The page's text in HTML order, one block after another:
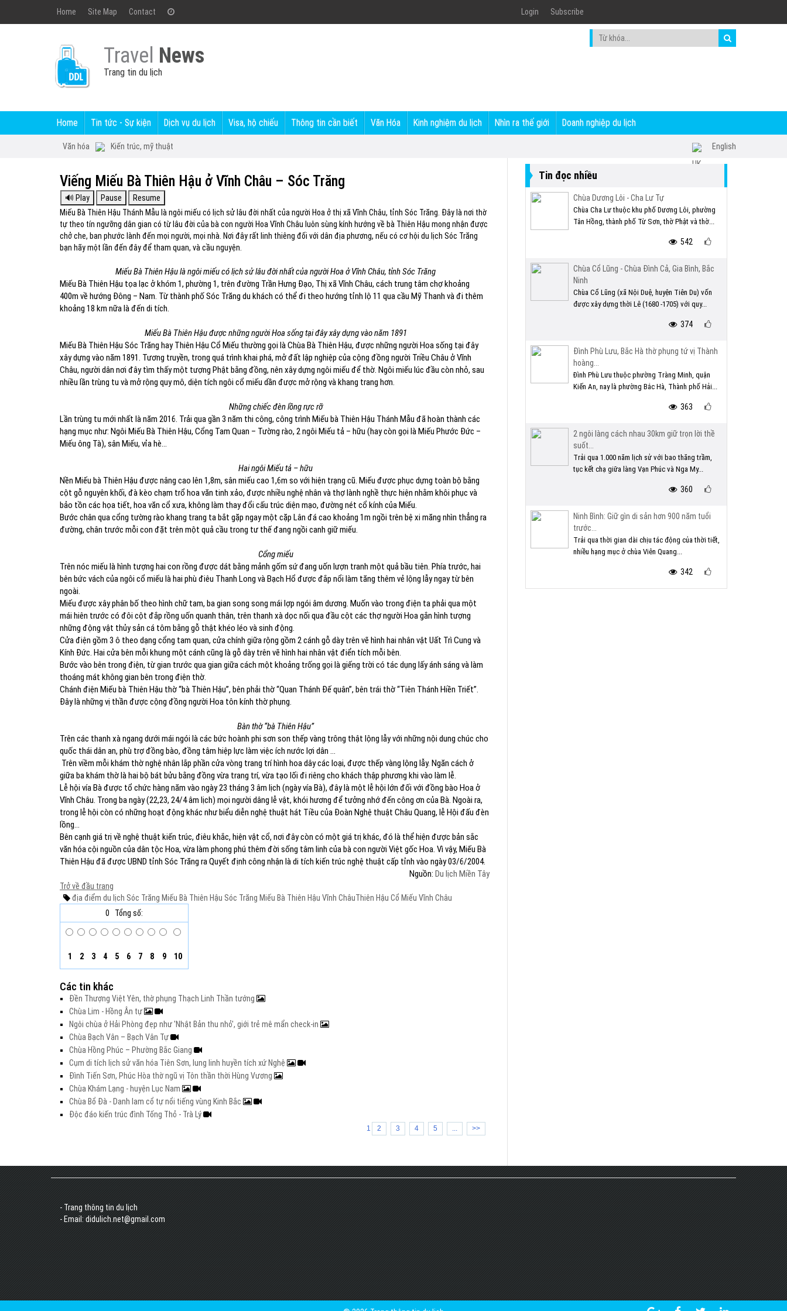
Home Site Map Contact Login Subscribe
Travel News
Trang tin du lịch
Home Tin tức - Sự kiện Dịch vụ du lịch Visa, hộ chiếu Thông tin cần biết Văn Hóa Kinh nghiệm du lịch Nhìn ra thế giới Doanh nghiệp du lịch
Văn hóa Kiến trúc, mỹ thuật English
Viếng Miếu Bà Thiên Hậu ở Vĩnh Châu – Sóc Trăng
Miếu Bà Thiên Hậu Thánh Mẫu là ngôi miếu có lịch sử lâu đời nhất của người Hoa ở thị xã Vĩnh Châu, tỉnh Sóc Trăng. Đây là nơi thờ
tự theo tín ngưỡng dân gian có từ lâu đời của bà con người Hoa Vĩnh Châu luôn sùng kính hướng về bà Thiên Hậu mong nhận được
chở che, ban phước lành đến mọi người, mọi nhà. Nơi đây rất linh thiêng đối với dân địa phương, nếu có cơ hội du lịch Sóc Trăng
bạn hãy một lần đến đây để tham quan, và cầu nguyện.
Miếu Bà Thiên Hậu là ngôi miếu có lịch sử lâu đời nhất của người Hoa ở Vĩnh Châu, tỉnh Sóc Trăng
Miếu Bà Thiên Hậu tọa lạc ở khóm 1, phường 1, trên đường Trần Hưng Đạo, Thị xã Vĩnh Châu, cách trung tâm chợ khoảng
400m về hướng Đông – Nam. Từ thành phố Sóc Trăng du khách có thể đi theo hướng tỉnh lộ 11 qua cầu Mỹ Thanh và đi thêm
khoảng 18 km nữa là đến di tích.
Miếu Bà Thiên Hậu được những người Hoa sống tại đây xây dựng vào năm 1891
Miếu Bà Thiên Hậu Sóc Trăng hay Thiên Hậu Cổ Miếu thường gọi là Chùa Bà Thiên Hậu, được những người Hoa sống tại đây
xây dựng vào năm 1891. Tương truyền, trong quá trình khai phá, mở đất lập nghiệp của cộng đồng người Triều Châu ở Vĩnh
Châu, người dân nơi đây tìm thấy một tượng Phật bằng đồng, nên xây dựng ngôi miếu để thờ. Ngôi miếu lúc đầu còn nhỏ, sau
nhiều lần trùng tu và mở rộng quy mô, diện tích ngôi cổ miếu dần được mở rộng và khang trang hơn.
Những chiếc đèn lồng rực rỡ
Lần trùng tu mới nhất là năm 2016. Trải qua gần 3 năm thi công, công trình Miếu bà Thiên Hậu Thánh Mẫu đã hoàn thành các
hạng mục như: Ngôi Miếu Bà Thiên Hậu, Cổng Tam Quan – Tường rào, 2 ngôi Miếu tả – hữu (hay còn gọi là Miếu Phước Đức –
Miếu ông Tà), sân Miếu, vỉa hè…
Hai ngôi Miếu tả – hữu
Nền Miếu bà Thiên Hậu được nâng cao lên 1,8m, sân miếu cao 1,6m so với hiện trạng cũ. Miếu được phục dựng toàn bộ bằng
cột gỗ nguyên khối, đà kèo chạm trổ hoa văn tinh xảo, được nhiều nghệ nhân và thợ lành nghề thực hiện nhằm khôi phục và
bảo tồn các họa tiết, hoa văn cổ xưa, không làm thay đổi cấu trúc diện mạo, đường nét cổ kính của Miếu.
Bước chân qua cổng tường rào khang trang ta bắt gặp ngay một cặp Lân đá cao khoảng 1m ngồi trên bệ xi măng nhìn thẳng ra
đường, chân trước mỗi con đặt trên một quả cầu trong tư thế đang ngồi canh giữ miếu.
Cổng miếu
Trên nóc miếu là hình tượng hai con rồng được dát bằng mảnh gốm sứ đang uốn lượn tranh một quả bầu tiên. Phía trước, hai
bên bức vách của ngôi cổ miếu là hai phù điêu Thanh Long và Bạch Hổ được đắp nổi làm tăng thêm vẻ lộng lẫy ngay từ bên
ngoài.
Miếu được xây phân bố theo hình chữ tam, ba gian song song mái lợp ngói âm dương. Muốn vào trong điện ta phải qua một
mái hiên trước có đôi cột đắp rồng uốn quanh thân, trên thanh xà dọc nối qua đầu cột các thợ người Hoa gắn hình tượng
những động vật thủy sản cá tôm bằng gỗ thật khéo léo và sinh động.
Cửa điện gồm 3 ô theo dạng cổng tam quan, cửa chính giữa rộng gồm 2 cánh gỗ dày trên vẽ hình hai nhân vật Uất Trì Cung và
Kính Đức. Hai cửa bên mỗi khung một cánh cũng là gỗ dày trên vẽ hình hai nhân vật điển tích mỗi bên.
Bước vào bên trong điện, từ gian trước qua gian giữa cách một khoảng trống gọi là giếng trời có tác dụng lấy ánh sáng và làm
thoáng mát không gian bên trong điện thờ.
Chánh điện Miếu bà Thiên Hậu thờ “bà Thiên Hậu”, bên phải thờ “Quan Thánh Đế quân”, bên trái thờ “Tiên Thánh Hiền Triết”.
Đây là những vị thần được cộng đồng người Hoa tôn kính thờ phụng.
Bàn thờ “bà Thiên Hậu”
Trên các thanh xà ngang dưới mái ngói là các bức hoành phi sơn son thếp vàng trông thật lộng lẫy với những nội dung chúc cho
quốc thái dân an, phù trợ đồng bào, đồng tâm hiệp lực làm việc ích nước lợi dân …
Trên viềm mỗi khám thờ nghệ nhân lắp phần cửa vòng trang trí hình hoa dây các loại, được thếp vàng lộng lẫy. Ngăn cách ở
giữa ba khám thờ là hai bộ bát bửu bằng đồng vừa trang trí, vừa tạo lối đi riêng cho khách thập phương khi vào làm lễ.
Lễ hội vía Bà được tổ chức hàng năm vào ngày 23 tháng 3 âm lịch (ngày vía Bà), đây là một lễ hội lớn đối với đồng bào Hoa ở
Vĩnh Châu. Trong ba ngày (22,23, 24/4 âm lịch) mọi người dâng lễ vật, khói hương để tưởng nhớ đến công ơn của Bà. Ngoài ra,
trong lễ hội còn có những hoạt động khác như biểu diễn nghệ thuật hát Tiều của Đoàn Nghệ thuật Châu Quang, lễ Hội đấu đèn
lồng…
Bên cạnh giá trị về nghệ thuật kiến trúc, điêu khắc, hiện vật cổ, nơi đây còn có một giá trị khác, đó là thể hiện được bản sắc
văn hóa cội nguồn của dân tộc Hoa, vừa làm phong phú thêm đời sống tâm linh của bà con người Việt gốc Hoa. Vì vậy, Miếu Bà
Thiên Hậu đã được UBND tỉnh Sóc Trăng ra Quyết định công nhận là di tích kiến trúc nghệ thuật cấp tỉnh vào ngày 03/6/2004.
Nguồn: Du lịch Miền Tây
Trở về đầu trang
địa điểm du lịch Sóc Trăng Miếu Bà Thiên Hậu Sóc Trăng Miếu Bà Thiên Hậu Vĩnh ChâuThiên Hậu Cổ Miếu Vĩnh Châu
0
Tổng số:
1 2 3 4 5 6 7 8 9 10
Các tin khác
Đền Thượng Việt Yên, thờ phụng Thạch Linh Thần tướng
Chùa Lim - Hồng Ân tự
Ngôi chùa ở Hải Phòng đẹp như 'Nhật Bản thu nhỏ', giới trẻ mê mẩn check-in
Chùa Bạch Vân – Bạch Vân Tự
Chùa Hồng Phúc – Phường Bắc Giang
Cụm di tích lịch sử văn hóa Tiên Sơn, lung linh huyền tích xứ Nghệ
Đình Tiến Sơn, Phúc Hòa thờ ngũ vị Tôn thần thời Hùng Vương
Chùa Khám Lạng - huyện Lục Nam
Chùa Bổ Đà - Danh lam cổ tự nổi tiếng vùng Kinh Bắc
Độc đáo kiến trúc đình Tống Thỏ - Trà Lý
1 2 3 4 5 ... >>
Tin đọc nhiều
Chùa Dương Lôi - Cha Lư Tự
Chùa Cha Lư thuộc khu phố Dương Lôi, phường
Tân Hồng, thành phố Từ Sơn, thờ Phật và thờ...
542
Chùa Cổ Lũng - Chùa Đình Cả, Gia Bình, Bắc
Ninh
Chùa Cổ Lũng (xã Nội Duệ, huyện Tiên Du) vốn
được xây dựng thời Lê (1680 -1705) với quy...
374
Đình Phù Lưu, Bắc Hà thờ phụng tứ vị Thành
hoàng...
Đình Phù Lưu thuộc phường Tràng Minh, quận
Kiến An, nay là phường Bắc Hà, Thành phố Hải...
363
2 ngôi làng cách nhau 30km giữ trọn lời thề
suốt...
Trải qua 1.000 năm lịch sử với bao thăng trầm,
tục kết chạ giữa làng Vạn Phúc và Nga My...
360
Ninh Bình: Giữ gìn di sản hơn 900 năm tuổi
trước...
Trải qua thời gian dài chịu tác động của thời tiết,
nhiều hạng mục ở chùa Viên Quang...
342
- Trang thông tin du lịch
- Email: didulich.net@gmail.com